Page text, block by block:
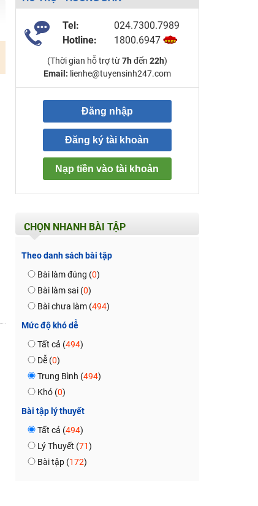
Tel:
024.7300.7989
Hotline:
1800.6947
(Thời gian hỗ trợ từ7h đến 22h)
Email: lienhe@tuyensinh247.com
Đăng nhập
Đăng ký tài khoản
Nạp tiền vào tài khoản
CHỌN NHANH BÀI TẬP
Theo danh sách bài tập
Bài làm đúng (0)
Bài làm sai (0)
Bài chưa làm (494)
Mức độ khó dễ
Tất cả (494)
Dễ (0)
Trung Bình (494)
Khó (0)
Bài tập lý thuyết
Tất cả (494)
Lý Thuyết (71)
Bài tập (172)